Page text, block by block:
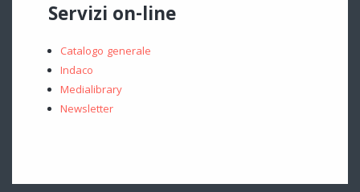
Servizi on-line
Catalogo generale
Indaco
Medialibrary
Newsletter